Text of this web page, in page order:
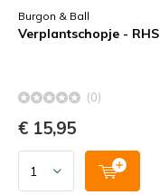
Burgon & Ball
Verplantschopje - RHS
(0)
€ 15,95